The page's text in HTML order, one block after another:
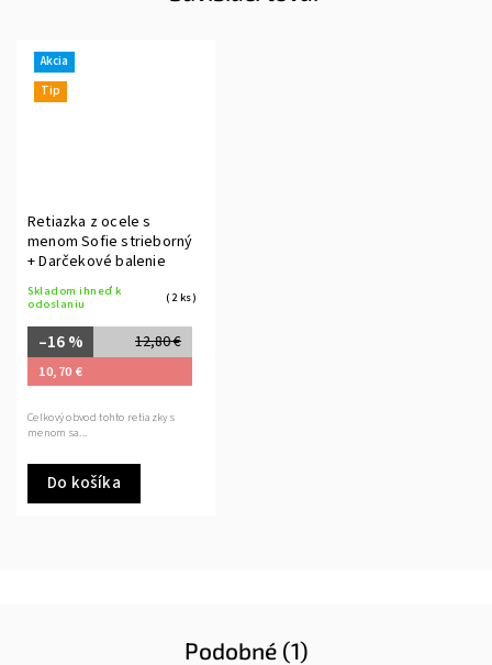
Akcia
Tip
Retiazka z ocele s
menom Sofie strieborný
+ Darčekové balenie
Skladom ihneď k
odoslaniu
(2 ks)
12,80 €
–16 %
10,70 €
Do košíka
Celkový obvod tohto retiazky s
menom sa...
Podobné (1)